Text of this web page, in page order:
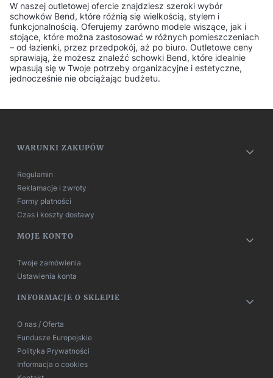
W naszej outletowej ofercie znajdziesz szeroki wybór
schowków Bend, które różnią się wielkością, stylem i
funkcjonalnością. Oferujemy zarówno modele wiszące, jak i
stojące, które można zastosować w różnych pomieszczeniach
– od łazienki, przez przedpokój, aż po biuro. Outletowe ceny
sprawiają, że możesz znaleźć schowki Bend, które idealnie
wpasują się w Twoje potrzeby organizacyjne i estetyczne,
jednocześnie nie obciążając budżetu.
Linki w stopce
WARUNKI ZAKUPÓW
Regulamin
Reklamacje i zwroty
Formy płatności
Czas i koszty dostawy
MOJE KONTO
Twoje zamówienia
Ustawienia konta
INFORMACJE O SKLEPIE
O nas / Oferta
Fundusze Europejskie
Polityka Prywatności
Informacja o cookies